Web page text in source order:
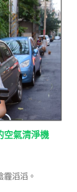
空氣清淨機
滔滔。